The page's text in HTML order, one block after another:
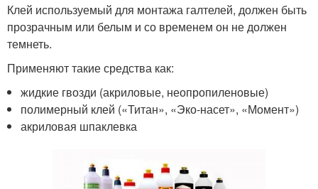
Клей используемый для монтажа галтелей, должен быть
прозрачным или белым и со временем он не должен
темнеть.
Применяют такие средства как:
жидкие гвозди (акриловые, неопропиленовые)
полимерный клей («Титан», «Эко-насет», «Момент»)
акриловая шпаклевка